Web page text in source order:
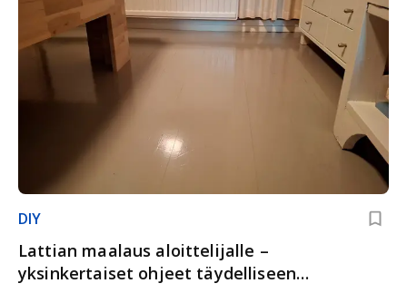
DIY
Lattian maalaus aloittelijalle –
yksinkertaiset ohjeet täydelliseen